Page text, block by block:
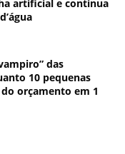
artificial e continua
das
10 pequenas
orçamento em 1